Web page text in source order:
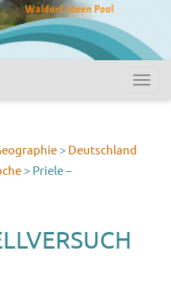
> Deutschland
> Priele –